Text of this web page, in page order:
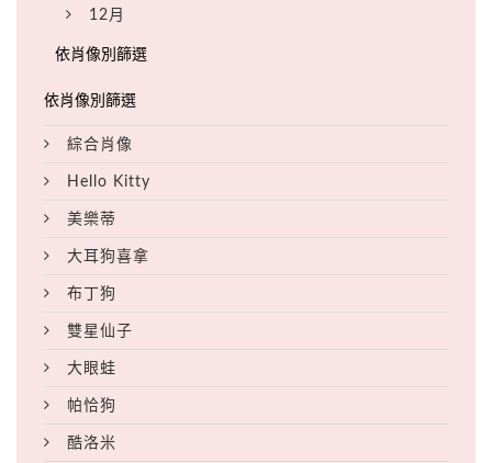
12月
綜合肖像
Hello Kitty
美樂蒂
大耳狗喜拿
布丁狗
雙星仙子
大眼蛙
帕恰狗
酷洛米